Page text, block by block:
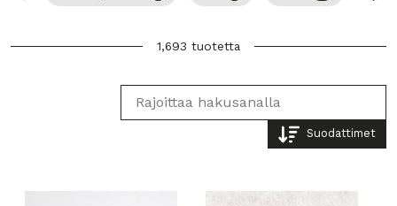
1,693 tuotetta
Suodattimet